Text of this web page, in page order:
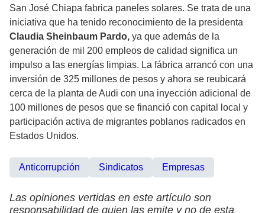
San José Chiapa fabrica paneles solares. Se trata de una
iniciativa que ha tenido reconocimiento de la presidenta
Claudia Sheinbaum Pardo, ya que además de la
generación de mil 200 empleos de calidad significa un
impulso a las energías limpias. La fábrica arrancó con una
inversión de 325 millones de pesos y ahora se reubicará
cerca de la planta de Audi con una inyección adicional de
100 millones de pesos que se financió con capital local y
participación activa de migrantes poblanos radicados en
Estados Unidos.
Anticorrupción Sindicatos Empresas
Las opiniones vertidas en este artículo son
responsabilidad de quien las emite y no de esta